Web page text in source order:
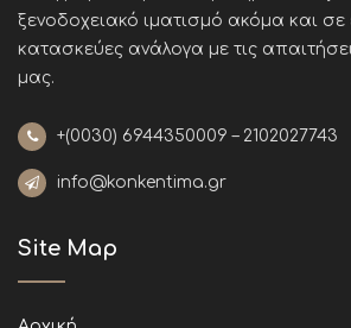
ξενοδοχειακό ιματισμό ακόμα και σε
κατασκεύες ανάλογα με τις
μας.
+(0030) 6944350009 – 2102027743
info@konkentima.gr
Site Map